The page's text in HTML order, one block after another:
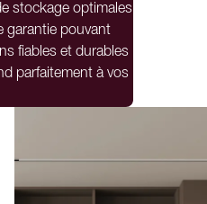
stockage optimales
garantie pouvant
fiables et durables
parfaitement à vos